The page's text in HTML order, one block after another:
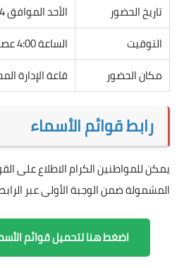
تاريخ الحضور
الأحد الموافق 14 حزيران 2026
التوقيت
الساعة 4:00 عصراً
مكان الحضور
قاعة الإدارة
رابط قوائم الأسماء
يمكن للمواطنين الكرام الاطلاع على
المشمولة ضمن الوجبة الأولى عبر
اضغط هنا لتحميل قوائم